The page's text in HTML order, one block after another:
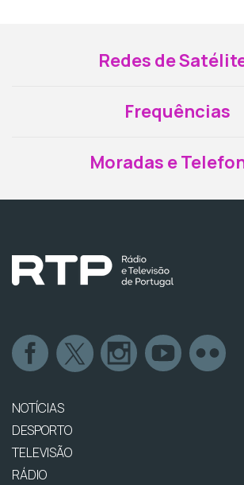
Redes de
Frequências
Moradas e
NOTÍCIAS
DESPORTO
TELEVISÃO
RÁDIO